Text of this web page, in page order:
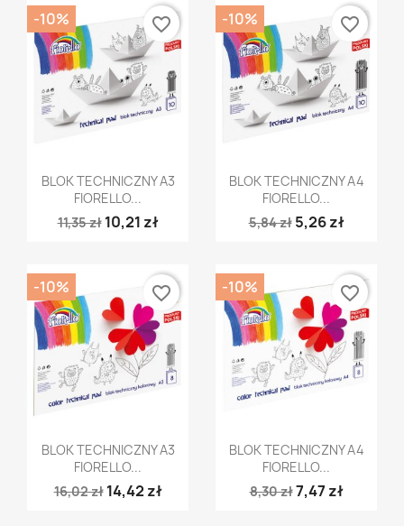
Szybki podgląd
BLOK TECHNICZNY A3
FIORELLO...
11,35 zł 10,21 zł
-10% favorite_border
Szybki podgląd
BLOK TECHNICZNY A4
FIORELLO...
5,84 zł 5,26 zł
-10% favorite_border
Szybki podgląd
BLOK TECHNICZNY A3
FIORELLO...
16,02 zł 14,42 zł
-10% favorite_border
Szybki podgląd
BLOK TECHNICZNY A4
FIORELLO...
8,30 zł7,47 zł
-10% favorite_border